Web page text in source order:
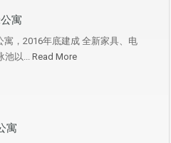
寓
，2016年底建成 全新家具、电
池以... Read More
寓